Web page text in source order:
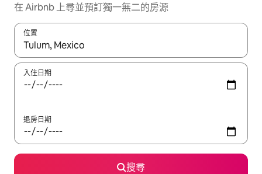
在 Airbnb 上尋並預訂獨一無二的房源
位置
如有搜尋結果，瀏覽內容時請使用上下箭頭，或輕點、滑動裝置。
入住日期
退房日期
搜尋